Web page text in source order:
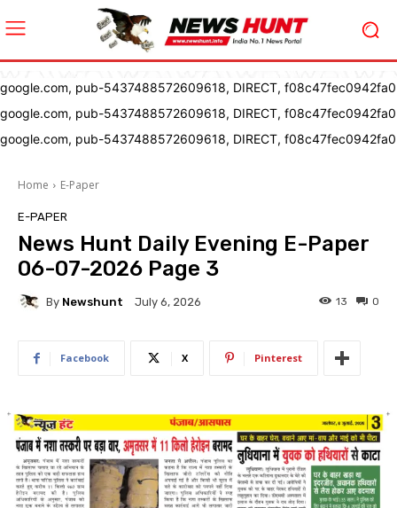
google.com, pub-5437488572609618, DIRECT, f08c47fec0942fa0
google.com, pub-5437488572609618, DIRECT, f08c47fec0942fa0
google.com, pub-5437488572609618, DIRECT, f08c47fec0942fa0
Home E-Paper
E-PAPER
News Hunt Daily Evening E-Paper
06-07-2026 Page 3
By Newshunt July 6, 2026 0
13
Facebook X Pinterest